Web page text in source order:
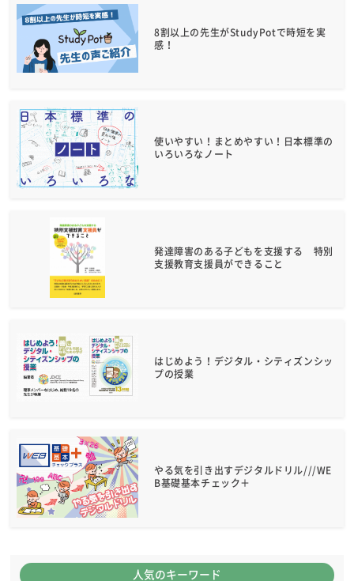
8割以上の先生がStudyPotで時短を実
感！
使いやすい！まとめやすい！日本標準の
いろいろなノート
発達障害のある子どもを支援する 特別
支援教育支援員ができること
はじめよう！デジタル・シティズンシッ
プの授業
やる気を引き出すデジタルドリル///WE
B基礎基本チェック＋
人気のキーワード